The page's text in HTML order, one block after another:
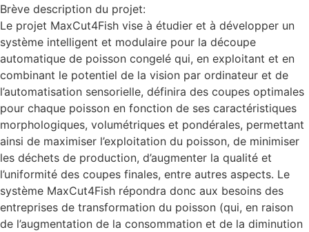
Brève description du projet:
Le projet MaxCut4Fish vise à étudier et à développer un
système intelligent et modulaire pour la découpe
automatique de poisson congelé qui, en exploitant et en
combinant le potentiel de la vision par ordinateur et de
l’automatisation sensorielle, définira des coupes optimales
pour chaque poisson en fonction de ses caractéristiques
morphologiques, volumétriques et pondérales, permettant
ainsi de maximiser l’exploitation du poisson, de minimiser
les déchets de production, d’augmenter la qualité et
l’uniformité des coupes finales, entre autres aspects. Le
système MaxCut4Fish répondra donc aux besoins des
entreprises de transformation du poisson (qui, en raison
de l’augmentation de la consommation et de la diminution